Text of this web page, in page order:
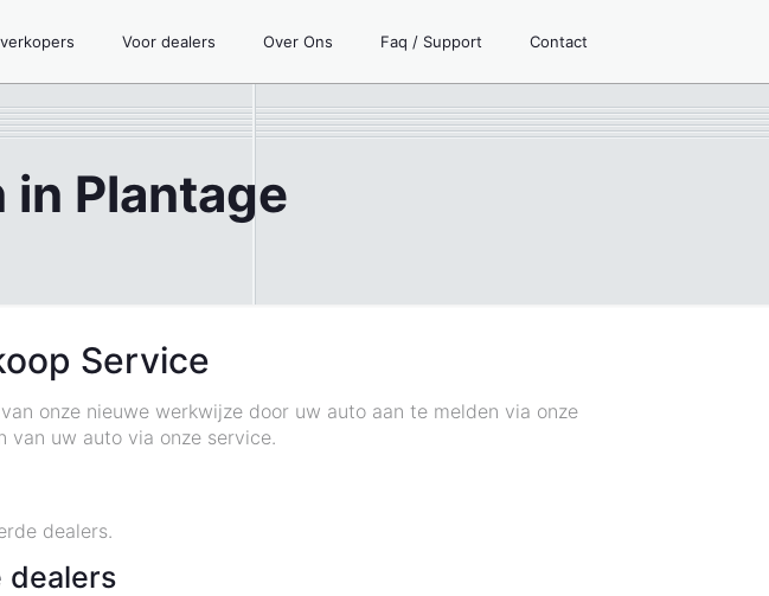
Voor dealers Over Ons Faq / Support Contact
Plantage
Service
onze nieuwe werkwijze door uw auto aan te melden via onze
uw auto via onze service.
dealers.
dealers